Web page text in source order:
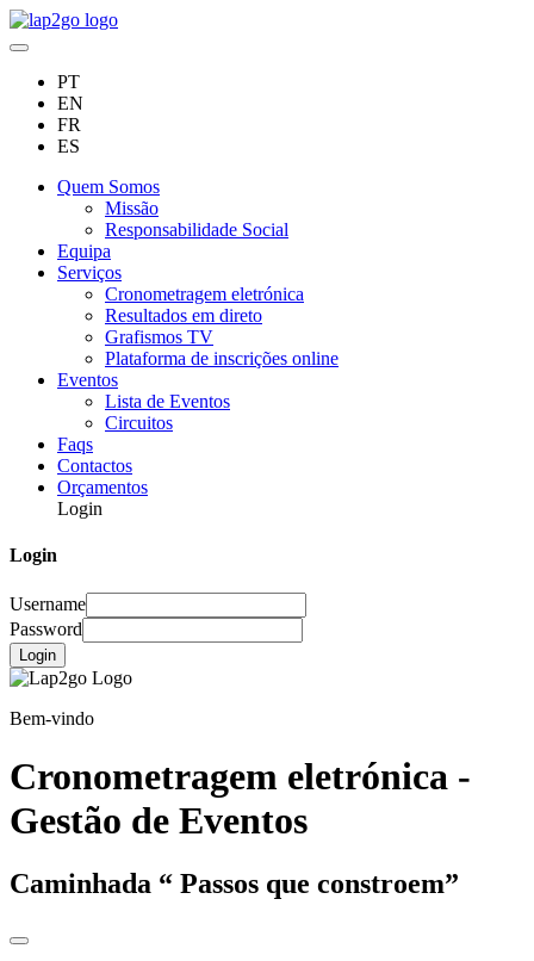
PT
EN
FR
ES
Quem Somos
Missão
Responsabilidade Social
Equipa
Serviços
Cronometragem eletrónica
Resultados em direto
Grafismos TV
Plataforma de inscrições online
Eventos
Lista de Eventos
Circuitos
Faqs
Contactos
Orçamentos
Login
Login
Username
Password
Login
Bem-vindo
Cronometragem eletrónica -
Gestão de Eventos
Caminhada “ Passos que constroem”